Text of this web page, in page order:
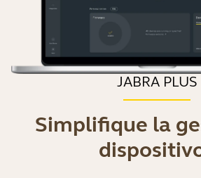
JABRA PLUS
Simplifique la